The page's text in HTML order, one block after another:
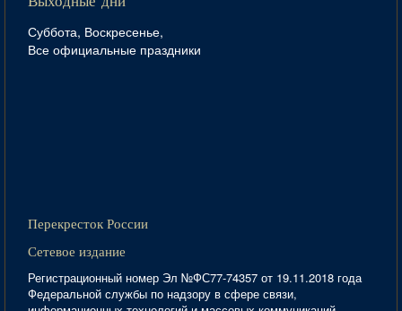
Суббота, Воскресенье,
Все официальные праздники
Перекресток России
Сетевое издание
Регистрационный номер Эл №ФС77-74357 от 19.11.2018 года
Федеральной службы по надзору в сфере связи,